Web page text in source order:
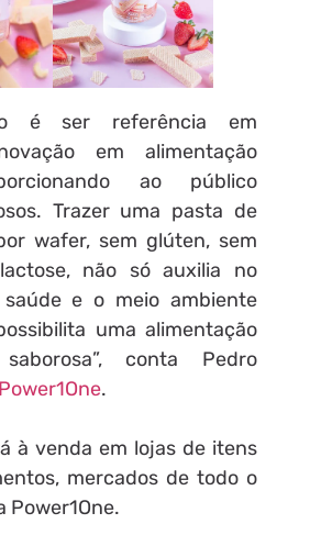
é ser referência em
em alimentação
ao público
Trazer uma pasta de
wafer, sem glúten, sem
não só auxilia no
e o meio ambiente
uma alimentação
conta Pedro
Power1One.
à venda em lojas de itens
mercados de todo o
Power1One.